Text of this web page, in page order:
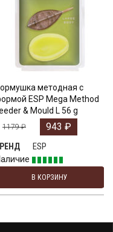
методная с
ESP Mega Method
& Mould L 56 g
1179₽ 943 ₽
ESP
В КОРЗИНУ